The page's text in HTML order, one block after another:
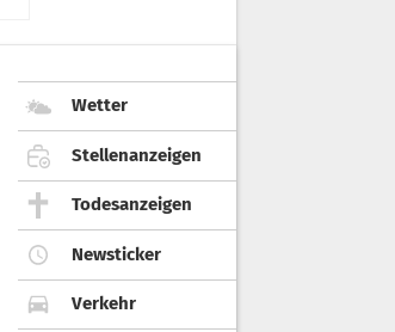
Wetter
Stellenanzeigen
Todesanzeigen
Newsticker
Verkehr